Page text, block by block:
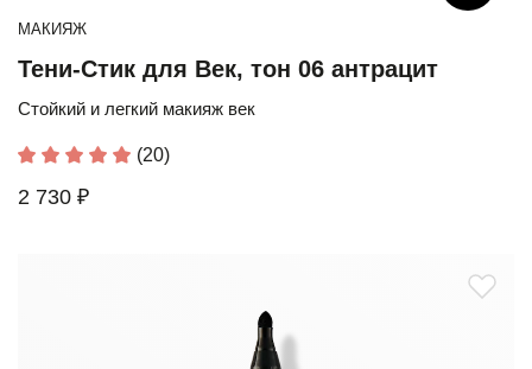
МАКИЯЖ
Тени-Стик для Век, тон 06 антрацит
Стойкий и легкий макияж век
(20)
2 730 ₽